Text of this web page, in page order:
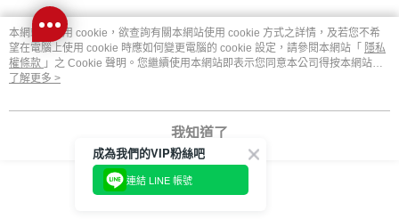
熱門標籤
本網站中使用 cookie，欲查詢有關本網站使用 cookie 方式之詳情，及若您不希
望在電腦上使用 cookie 時應如何變更電腦的 cookie 設定，請參閱本網站「 隱私
權條款 」之 Cookie 聲明。您繼續使用本網站即表示您同意本公司得按本網站使
用條款之 Cookie 聲明使用 cookie。
了解更多 >
我知道了
成為我們的VIP粉絲吧
連結 LINE 帳號